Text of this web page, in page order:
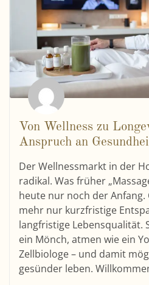
Von Wellness zu
Anspruch an
Der Wellnessmarkt in der
radikal. Was früher
heute nur noch der
mehr nur kurzfristige
langfristige Lebensqualität.
ein Mönch, atmen wie ein
Zellbiologe – und damit
gesünder leben.